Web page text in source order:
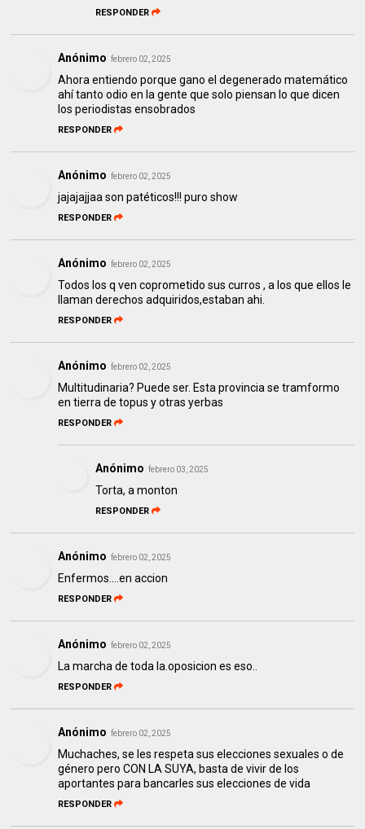
RESPONDER
Anónimo febrero 02, 2025
Ahora entiendo porque gano el degenerado matemático
ahí tanto odio en la gente que solo piensan lo que dicen
los periodistas ensobrados
RESPONDER
Anónimo febrero 02, 2025
jajajajjaa son patéticos!!! puro show
RESPONDER
Anónimo febrero 02, 2025
Todos los q ven coprometido sus curros , a los que ellos le
llaman derechos adquiridos,estaban ahi.
RESPONDER
Anónimo febrero 02, 2025
Multitudinaria? Puede ser. Esta provincia se tramformo
en tierra de topus y otras yerbas
RESPONDER
Anónimo febrero 03, 2025
Torta, a monton
RESPONDER
Anónimo febrero 02, 2025
Enfermos....en accion
RESPONDER
Anónimo febrero 02, 2025
La marcha de toda la.oposicion es eso..
RESPONDER
Anónimo febrero 02, 2025
Muchaches, se les respeta sus elecciones sexuales o de
género pero CON LA SUYA, basta de vivir de los
aportantes para bancarles sus elecciones de vida
RESPONDER